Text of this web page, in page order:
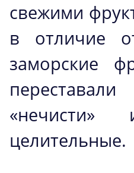
свежими
в отличие
заморские
целительные.